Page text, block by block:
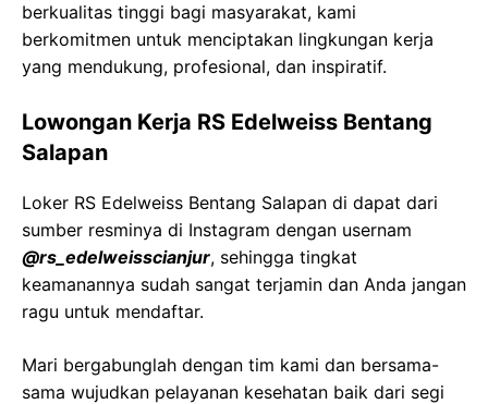
berkualitas tinggi bagi masyarakat, kami
berkomitmen untuk menciptakan lingkungan kerja
yang mendukung, profesional, dan inspiratif.
Lowongan Kerja RS Edelweiss Bentang
Salapan
Loker RS Edelweiss Bentang Salapan di dapat dari
sumber resminya di Instagram dengan usernam
@rs_edelweisscianjur, sehingga tingkat
keamanannya sudah sangat terjamin dan Anda jangan
ragu untuk mendaftar.
Mari bergabunglah dengan tim kami dan bersama-
sama wujudkan pelayanan kesehatan baik dari segi